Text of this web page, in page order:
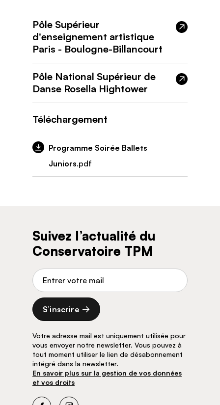
Pôle Supérieur
d'enseignement artistique
Paris - Boulogne-Billancourt
Pôle National Supérieur de
Danse Rosella Hightower
Téléchargement
Programme Soirée Ballets
Juniors.pdf
Suivez l’actualité du
Conservatoire TPM
Adresse de courriel
S’inscrire
Votre adresse mail est uniquement utilisée pour
vous envoyer notre newsletter. Vous pouvez à
tout moment utiliser le lien de désabonnement
intégré dans la newsletter.
En savoir plus sur la gestion de vos données
et vos droits